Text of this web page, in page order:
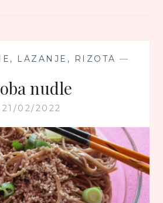
LAZANJE, RIZOTA —
nudle
21/02/2022